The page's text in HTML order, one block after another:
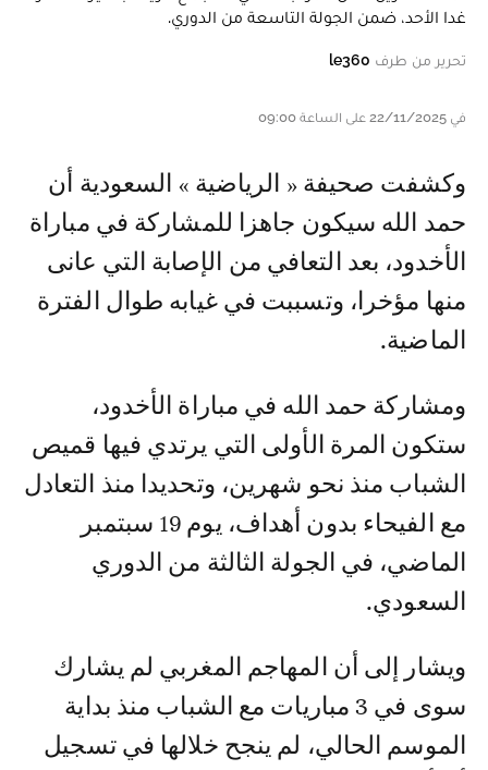
غدا الأحد، ضمن الجولة التاسعة من الدوري.
تحرير من طرف le360
في 22/11/2025 على الساعة 09:00
وكشفت صحيفة « الرياضية » السعودية أن
حمد الله سيكون جاهزا للمشاركة في مباراة
الأخدود، بعد التعافي من الإصابة التي عانى
منها مؤخرا، وتسببت في غيابه طوال الفترة
الماضية.
ومشاركة حمد الله في مباراة الأخدود،
ستكون المرة الأولى التي يرتدي فيها قميص
الشباب منذ نحو شهرين، وتحديدا منذ التعادل
مع الفيحاء بدون أهداف، يوم 19 سبتمبر
الماضي، في الجولة الثالثة من الدوري
السعودي.
ويشار إلى أن المهاجم المغربي لم يشارك
سوى في 3 مباريات مع الشباب منذ بداية
الموسم الحالي، لم ينجح خلالها في تسجيل